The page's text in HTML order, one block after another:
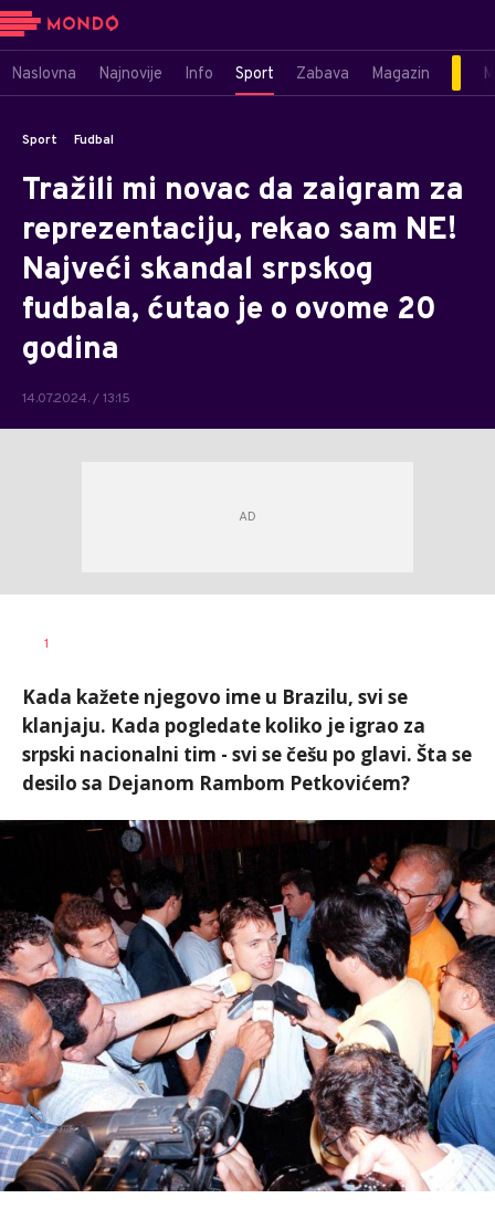
Naslovna Najnovije Info Sport Zabava Magazin
Sport Fudbal
Tražili mi novac da zaigram za
reprezentaciju, rekao sam NE!
Najveći skandal srpskog
fudbala, ćutao je o ovome 20
godina
14.07.2024. / 13:15
AUTOR
1
Kada kažete njegovo ime u Brazilu, svi se
klanjaju. Kada pogledate koliko je igrao za
srpski nacionalni tim - svi se češu po glavi. Šta se
desilo sa Dejanom Rambom Petkovićem?